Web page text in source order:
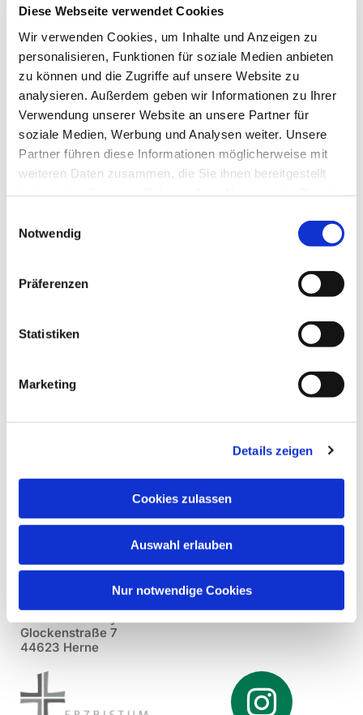
Diese Webseite verwendet Cookies
Wir verwenden Cookies, um Inhalte und Anzeigen zu
personalisieren, Funktionen für soziale Medien anbieten
zu können und die Zugriffe auf unsere Website zu
analysieren. Außerdem geben wir Informationen zu Ihrer
Verwendung unserer Website an unsere Partner für
soziale Medien, Werbung und Analysen weiter. Unsere
Partner führen diese Informationen möglicherweise mit
weiteren Daten zusammen, die Sie ihnen bereitgestellt
Notwendig
Präferenzen
Statistiken
Marketing
Details zeigen
Cookies zulassen
Auswahl erlauben
Nur notwendige Cookies
Samstag, 2. Oktober 2027, 17:00
Uhr
St. Bonifatius, Bahnhofstraße 38,
44623 Herne
Glockenstraße 7
44623 Herne